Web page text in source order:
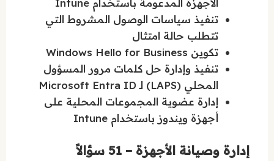
الأجهزة المدعومة باستخدام Intune
تنفيذ سياسات الوصول المشروط التي
تتطلب حالة امتثال
تكوين Windows Hello for Business
تنفيذ وإدارة حل كلمات مرور المسؤول
المحلي (LAPS) لـ Microsoft Entra ID
إدارة عضوية المجموعات المحلية على
أجهزة ويندوز باستخدام Intune
إدارة وصيانة الأجهزة – 51 سؤالاً